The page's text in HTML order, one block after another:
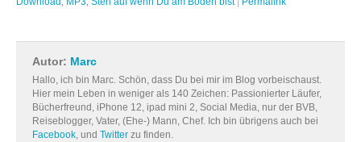
Autor: Marc
Hallo, ich bin Marc. Schön, dass Du bei mir im Blog vorbeischaust.
Hier mein Leben in weniger als 140 Zeichen: Passionierter Läufer,
Bücherfreund, iPhone 12, ipad mini 2, Social Media, nur der BVB,
Reiseblogger, Vater, (Ehe-) Mann, Chef. Ich bin übrigens auch bei
Facebook, und Twitter zu finden.